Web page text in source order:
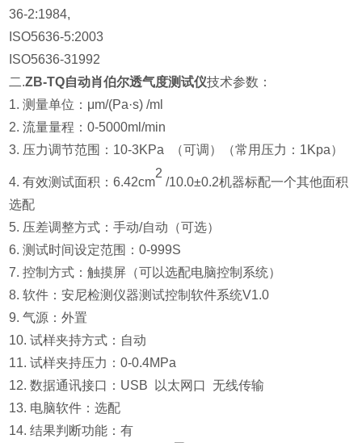
36-2:1984,
ISO5636-5:2003
ISO5636-31992
二.ZB-TQ自动肖伯尔透气度测试仪技术参数：
1. 测量单位：μm/(Pa·s) /ml
2. 流量量程：0-5000ml/min
3. 压力调节范围：10-3KPa （可调）（常用压力：1Kpa）
4.有效测试面积：6.42cm
2
/10.0±0.2机器标配一个其他面积
选配
5. 压差调整方式：手动/自动（可选）
6. 测试时间设定范围：0-999S
7. 控制方式：触摸屏（可以选配电脑控制系统）
8. 软件：安尼检测仪器测试控制软件系统V1.0
9. 气源：外置
10. 试样夹持方式：自动
11. 试样夹持压力：0-0.4MPa
12. 数据通讯接口：USB 以太网口 无线传输
13. 电脑软件：选配
14. 结果判断功能：有